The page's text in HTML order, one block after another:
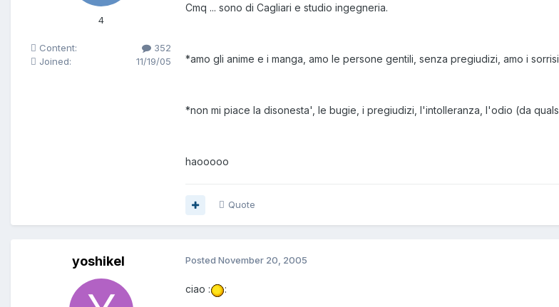
4
Content:
352
Joined:
11/19/05
Cmq ... sono di Cagliari e studio ingegneria.
*amo gli anime e i manga, amo le persone gentili, senza pregiudizi, amo i
*non mi piace la disonesta', le bugie, i pregiudizi, l'intolleranza, l'odio (da
haooooo
Quote
yoshikel Posted November 20, 2005
ciao : :